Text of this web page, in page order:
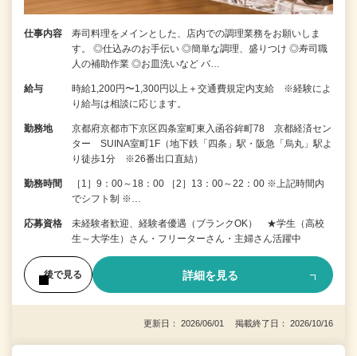
仕事内容
寿司料理をメインとした、店内での調理業務をお願いしま
す。 ◎仕込みのお手伝い ◎簡単な調理、盛りつけ ◎寿司職
人の補助作業 ◎お皿洗いなど バ…
給与
時給1,200円〜1,300円以上＋交通費規定内支給 ※経験によ
り給与は相談に応じます。
勤務地
京都府京都市下京区四条室町東入函谷鉾町78 京都経済セン
ター SUINA室町1F（地下鉄「四条」駅・阪急「烏丸」駅よ
り徒歩1分 ※26番出口直結）
勤務時間
［1］9：00～18：00 ［2］13：00～22：00 ※上記時間内
でシフト制 ※…
応募資格
未経験者歓迎、経験者優遇（ブランクOK） ★学生（高校
生～大学生）さん・フリーターさん・主婦さん活躍中
後で見る 詳細を見る
更新日： 2026/06/01 掲載終了日： 2026/10/16